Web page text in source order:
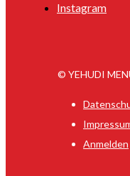
Instagram
© YEHUDI
Anmelden